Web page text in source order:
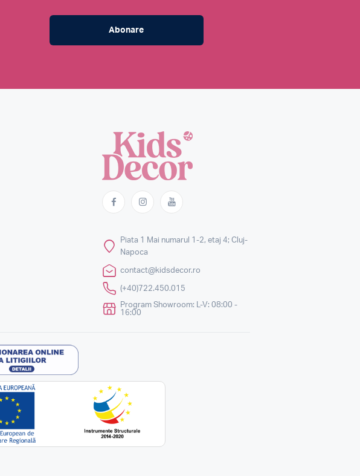
Abonare
Piata 1 Mai numarul 1-2, etaj 4; Cluj-
Napoca
contact@kidsdecor.ro
(+40)722.450.015
Program Showroom: L-V: 08:00 -
16:00